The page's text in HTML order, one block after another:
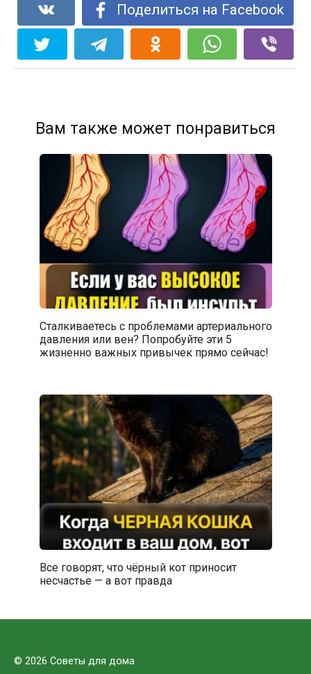
Поделиться на Facebook
Вам также может понравиться
Сталкиваетесь с проблемами артериального
давления или вен? Попробуйте эти 5
жизненно важных привычек прямо сейчас!
Все говорят, что чёрный кот приносит
несчастье — а вот правда
© 2026 Советы для дома